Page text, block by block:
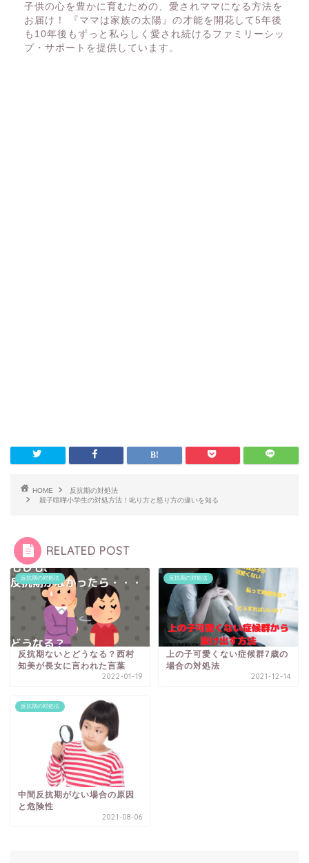
子供の心を豊かに育むための、愛されママになる方法を
お届け！ 『ママは家族の太陽』の才能を開花して5年後
も10年後もずっと私らしく愛され続けるファミリーシッ
プ・サポートを提供しています。
HOME
反抗期の対処法
親子喧嘩小学生の対処方法！叱り方と怒り方の違いを知る
RELATED POST
反抗期の対処法
反抗期ないとどうなる？西村
知美が長女に言われた言葉
2022-01-19
反抗期の対処法
上の子可愛くない症候群7歳の
場合の対処法
2021-12-14
反抗期の対処法
中間反抗期がない場合の原因
と危険性
2021-08-06